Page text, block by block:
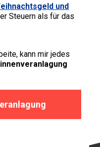
und
Steuern als für das
kann mir jedes